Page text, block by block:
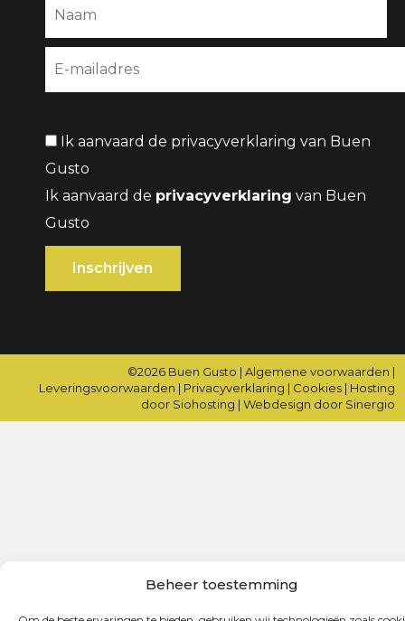
Beheer toestemming
Ik aanvaard de privacyverklaring van Buen
Gusto
Ik aanvaard de privacyverklaring van Buen
Gusto
©2026 Buen Gusto | Algemene voorwaarden |
Leveringsvoorwaarden | Privacyverklaring | Cookies | Hosting
door Siohosting | Webdesign door Sinergio